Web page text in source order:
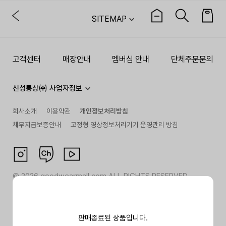
판매종료된 상품입니다.
SITEMAP
고객센터 매장안내 멤버십 안내 단체주문문의
신성통상㈜ 사업자정보
회사소개 이용약관
개인정보처리방침
채무지급보증안내
고정형 영상정보처리기기 운영관리 방침
©2026goodwearmall.com ALL RIGHTS RESERVED